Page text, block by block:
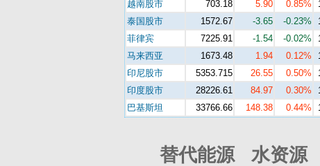
越南股市
703.18 5.90 0.85%
泰国股市
1572.67 -3.65 -0.23%
菲律宾
7225.91 -1.54 -0.02%
马来西亚
1673.48 1.94 0.12%
印尼股市
5353.715 26.55 0.50%
印度股市
28226.61 84.97 0.30%
巴基斯坦
33766.66 148.38 0.44%
替代能源 水资